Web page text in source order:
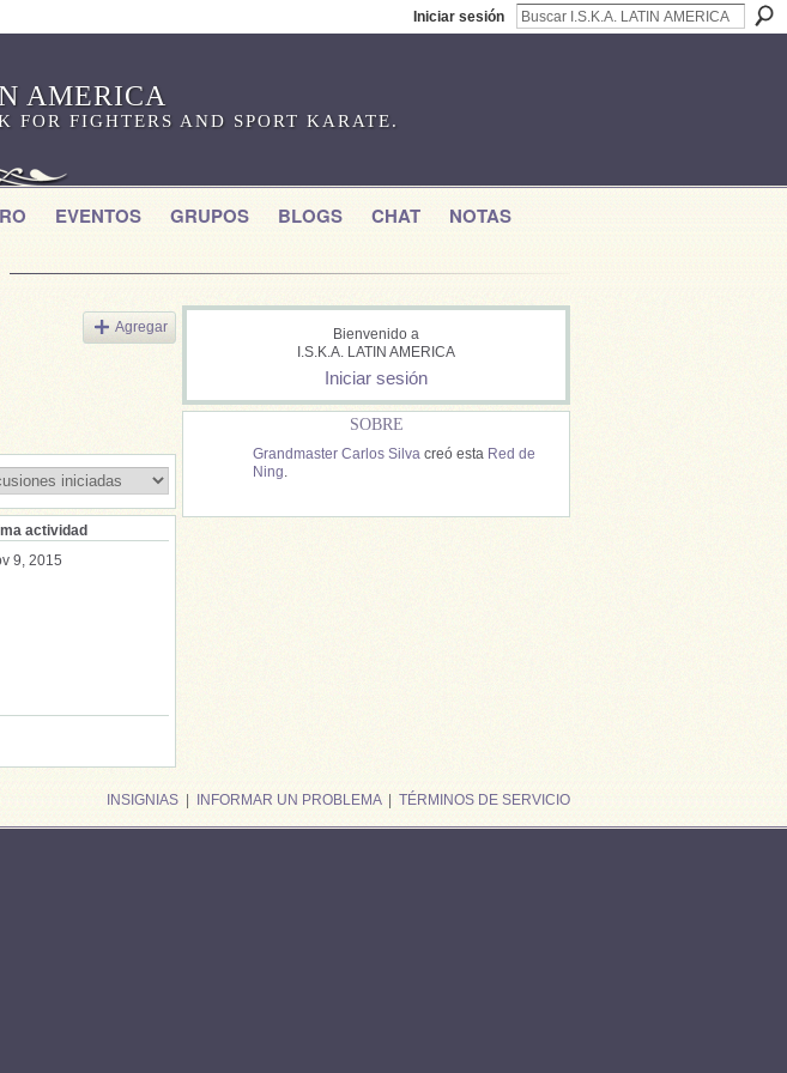
Iniciar sesión
FIGHTERS AND SPORT KARATE.
EVENTOS GRUPOS BLOGS CHAT
NOTAS
Agregar
actividad
9, 2015
Bienvenido a
I.S.K.A. LATIN AMERICA
Iniciar sesión
SOBRE
Grandmaster Carlos Silva creó esta Red de
Ning.
INSIGNIAS INFORMAR UN PROBLEMA| TÉRMINOS DE SERVICIO